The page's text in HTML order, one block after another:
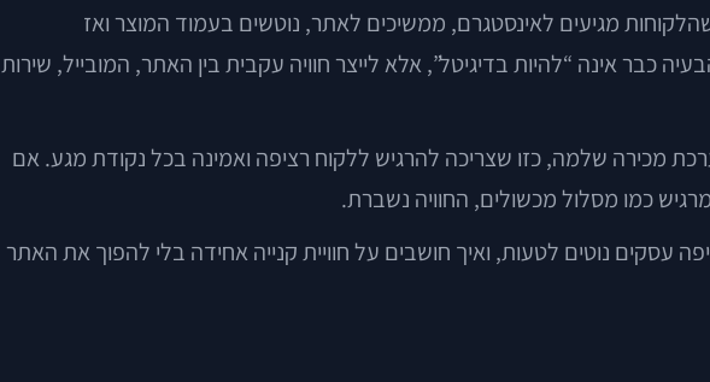
מגיעים לאינסטגרם, ממשיכים לאתר, נוטשים בעמוד המוצר ואז
כבר אינה “להיות בדיגיטל”, אלא לייצר חוויה עקבית בין האתר, המובייל, שירות
מכירה שלמה, כזו שצריכה להרגיש ללקוח רציפה ואמינה בכל נקודת מגע. אם
כמו מסלול מכשולים, החוויה נשברת.
נוטים לטעות, ואיך חושבים על חוויית קנייה אחידה בלי להפוך את האתר